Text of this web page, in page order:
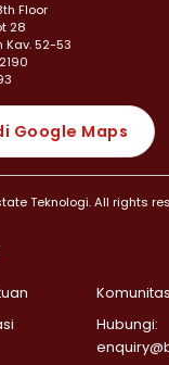
Floor
28
Kav. 52-53
Google Maps
Teknologi. All rights
Komunitas
Hubungi: